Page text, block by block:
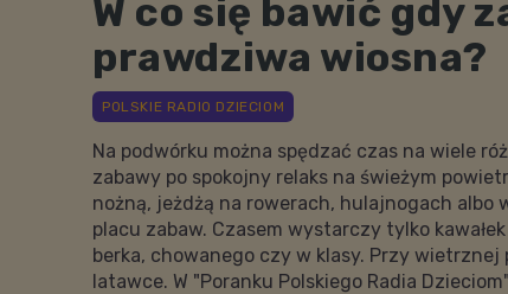
W co się bawić gdy
prawdziwa wiosna?
Na podwórku można spędzać czas na wiele
zabawy po spokojny relaks na świeżym
nożną, jeżdżą na rowerach, hulajnogach albo
placu zabaw. Czasem wystarczy tylko
berka, chowanego czy w klasy. Przy
latawce. W "Poranku Polskiego Radia